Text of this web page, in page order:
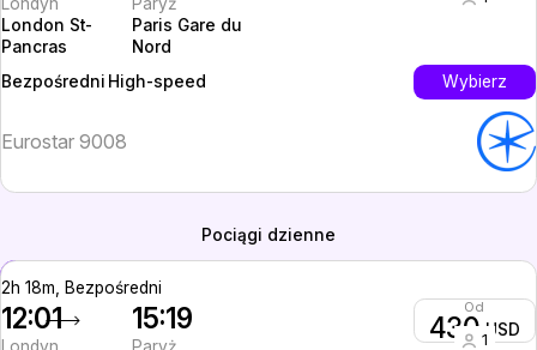
London St-
Pancras
Paris Gare du
Nord
Bezpośredni High-speed Wybierz
Eurostar 9008
Pociągi dzienne
2h 18m, Bezpośredni
12:01 15:19 Od
430 USD
1